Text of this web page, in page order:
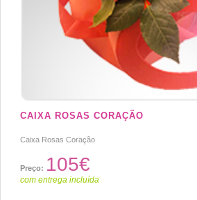
CAIXA ROSAS CORAÇÃO
Caixa Rosas Coração
Preço: 105€
com entrega incluída